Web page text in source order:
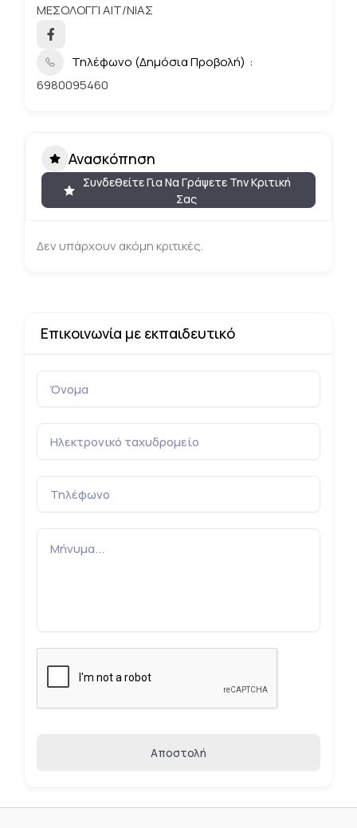
ΜΕΣΟΛΟΓΓΙ ΑΙΤ/ΝΙΑΣ
Τηλέφωνο (Δημόσια Προβολή)
6980095460
Ανασκόπηση
Συνδεθείτε Για Να Γράψετε Την Κριτική
Σας
Δεν υπάρχουν ακόμη κριτικές.
Επικοινωνία με εκπαιδευτικό
Αποστολή